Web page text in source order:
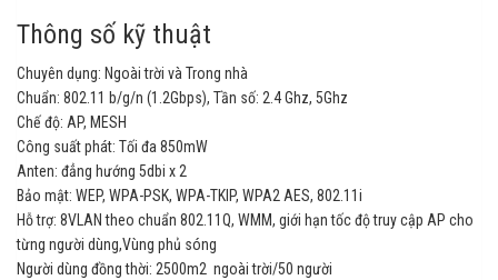
Thông số kỹ thuật
Chuyên dụng: Ngoài trời và Trong nhà
Chuẩn: 802.11 b/g/n (1.2Gbps), Tần số: 2.4 Ghz, 5Ghz
Chế độ: AP, MESH
Công suất phát: Tối đa 850mW
Anten: đẳng hướng 5dbi x 2
Bảo mật: WEP, WPA-PSK, WPA-TKIP, WPA2 AES, 802.11i
Hỗ trợ: 8VLAN theo chuẩn 802.11Q, WMM, giới hạn tốc độ truy cập AP cho
từng người dùng,Vùng phủ sóng
Người dùng đồng thời: 2500m2 ngoài trời/50 người